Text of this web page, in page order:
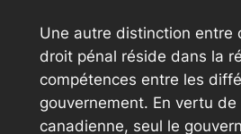
Une autre distinction entre
droit pénal réside dans la
compétences entre les
gouvernement. En vertu
canadienne, seul le